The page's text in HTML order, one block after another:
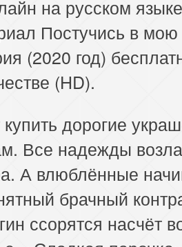
на русском языке
Постучись в
(2020 год)
(HD).
дорогие
Все надежды
А влюблённые
брачный
ссорятся насчёт